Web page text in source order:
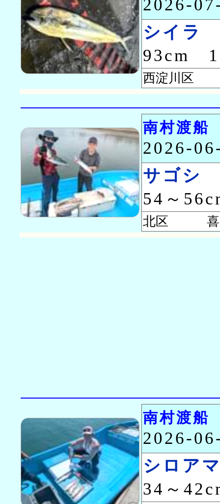
2026-
シイラ
93cm
西淀川
南村渡船
2026-
サゴシ
54～
北区 喜
南村渡船
2026-
シロア
34～